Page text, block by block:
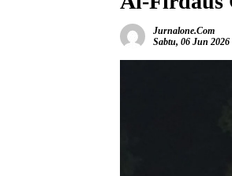
Jurnalone.com
Sabtu, 06 Jun